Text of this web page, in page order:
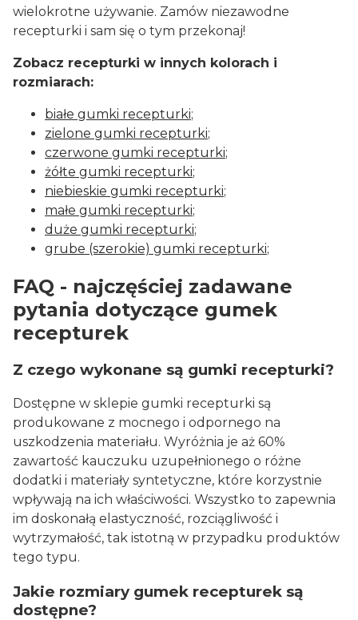
wielokrotne używanie. Zamów niezawodne
recepturki i sam się o tym przekonaj!
Zobacz recepturki w innych kolorach i
rozmiarach:
białe gumki recepturki;
zielone gumki recepturki;
czerwone gumki recepturki;
żółte gumki recepturki;
niebieskie gumki recepturki;
małe gumki recepturki;
duże gumki recepturki;
grube (szerokie) gumki recepturki;
FAQ - najczęściej zadawane
pytania dotyczące gumek
recepturek
Z czego wykonane są gumki recepturki?
Dostępne w sklepie gumki recepturki są
produkowane z mocnego i odpornego na
uszkodzenia materiału. Wyróżnia je aż 60%
zawartość kauczuku uzupełnionego o różne
dodatki i materiały syntetyczne, które korzystnie
wpływają na ich właściwości. Wszystko to zapewnia
im doskonałą elastyczność, rozciągliwość i
wytrzymałość, tak istotną w przypadku produktów
tego typu.
Jakie rozmiary gumek recepturek są
dostępne?